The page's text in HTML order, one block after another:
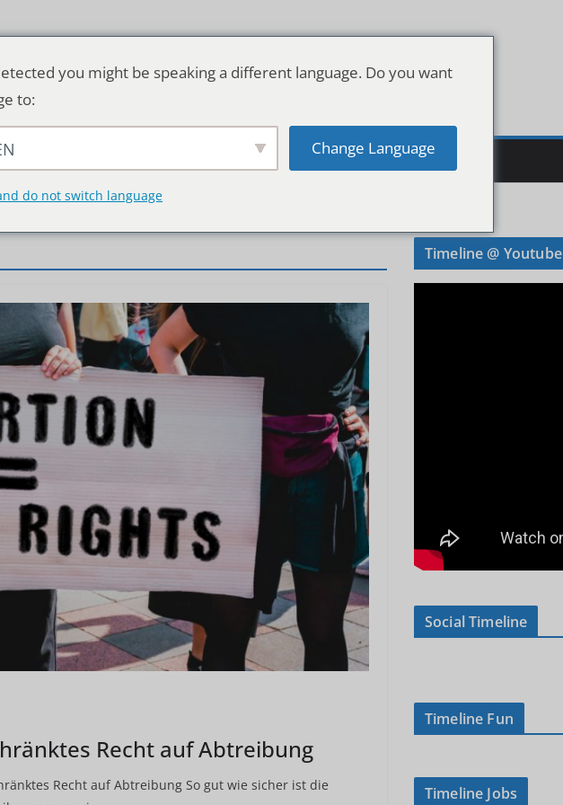
& WELT
Recht auf Abtreibung
Recht auf Abtreibung So gut wie sicher ist die
Timeline @ Youtube
Social Timeline
Timeline Fun
Timeline Jobs
you might be speaking a different language. Do you want
to:
Change Language
do not switch language